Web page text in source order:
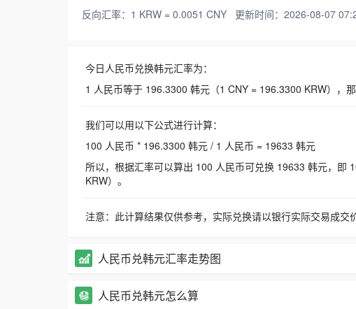
反向汇率：1 KRW = 0.0051 CNY 更新时间：2026-08-07
今日人民币兑换韩元汇率为：
1 人民币等于 196.3300 韩元（1 CNY = 196.3300 KRW），
我们可以用以下公式进行计算：
100 人民币 * 196.3300 韩元 / 1 人民币 = 19633 韩元
所以，根据汇率可以算出 100 人民币可兑换 19633 韩元，即
KRW）。
注意：此计算结果仅供参考，实际兑换请以银行实际交易成交
人民币兑韩元汇率走势图
人民币兑韩元怎么算